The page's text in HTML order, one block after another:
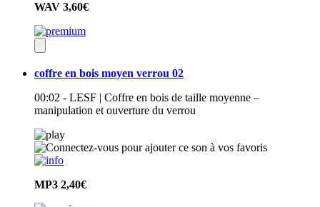
WAV 3,60€
coffre en bois moyen verrou 02
00:02 - LESF | Coffre en bois de taille moyenne –
manipulation et ouverture du verrou
MP3 2,40€